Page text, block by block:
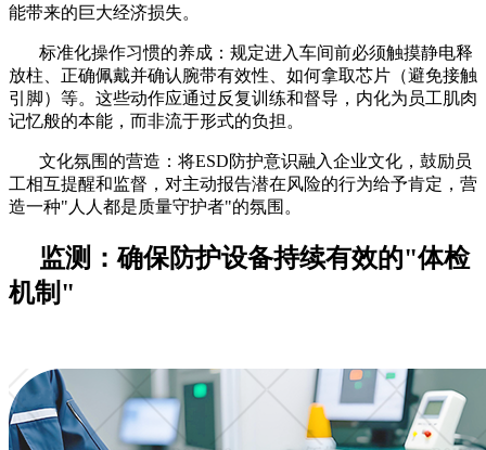
能带来的巨大经济损失。
标准化操作习惯的养成：规定进入车间前必须触摸静电释
放柱、正确佩戴并确认腕带有效性、如何拿取芯片（避免接触
引脚）等。这些动作应通过反复训练和督导，内化为员工肌肉
记忆般的本能，而非流于形式的负担。
文化氛围的营造：将ESD防护意识融入企业文化，鼓励员
工相互提醒和监督，对主动报告潜在风险的行为给予肯定，营
造一种"人人都是质量守护者"的氛围。
监测：确保防护设备持续有效的"体检
机制"